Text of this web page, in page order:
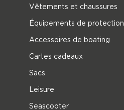
Vêtements et chaussures
Équipements de protection
Accessoires de boating
Cartes cadeaux
Sacs
Leisure
Seascooter